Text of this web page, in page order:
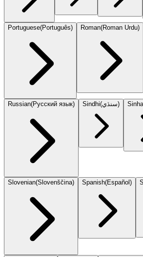
Portuguese(Português) Roman(Roman Urdu)
Russian(Русский язык) Sindhi(سنڌي)
Slovenian(Slovenščina) Spanish(Español)